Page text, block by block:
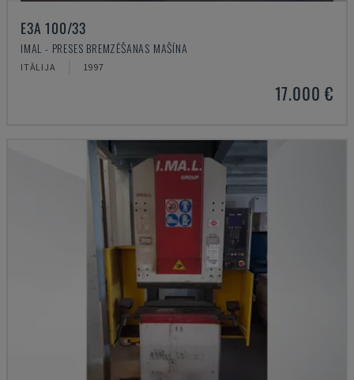
E3A 100/33
IMAL - PRESES BREMZĒŠANAS MAŠĪNA
ITĀLIJA 1997
17.000 €